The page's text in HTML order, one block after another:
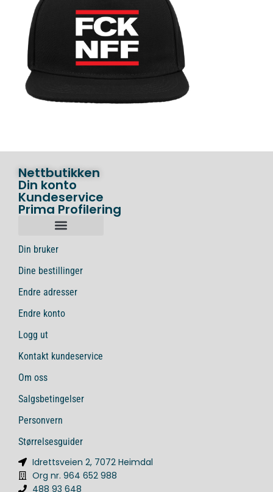
Nettbutikken
Din konto
Kundeservice
Prima Profilering
Din bruker
Dine bestillinger
Endre adresser
Endre konto
Logg ut
Kontakt kundeservice
Om oss
Salgsbetingelser
Personvern
Størrelsesguider
Idrettsveien 2, 7072 Heimdal
Org nr. 964 652 988
488 93 648